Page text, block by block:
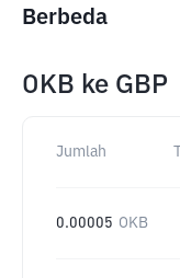
Berbeda
OKB ke GBP
Jumlah
0.00005 OKB